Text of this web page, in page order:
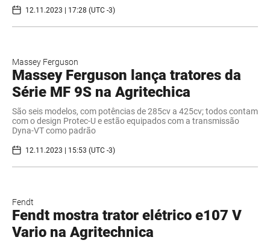
12.11.2023 | 17:28 (UTC -3)
Massey Ferguson
Massey Ferguson lança tratores da
Série MF 9S na Agritechica
São seis modelos, com potências de 285cv a 425cv; todos contam
com o design Protec-U e estão equipados com a transmissão
Dyna-VT como padrão
12.11.2023 | 15:53 (UTC -3)
Fendt
Fendt mostra trator elétrico e107 V
Vario na Agritechnica